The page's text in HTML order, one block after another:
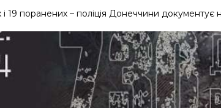
19 поранених – поліція Донеччини документує